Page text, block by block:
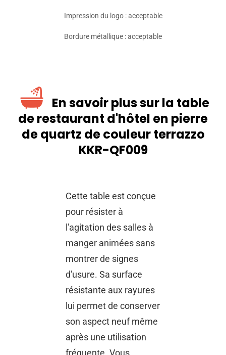
Impression du logo : acceptable
Bordure métallique : acceptable
En savoir plus sur la table
de restaurant d'hôtel en pierre
de quartz de couleur terrazzo
KKR-QF009
Cette table est conçue
pour résister à
l'agitation des salles à
manger animées sans
montrer de signes
d'usure. Sa surface
résistante aux rayures
lui permet de conserver
son aspect neuf même
après une utilisation
fréquente. Vous